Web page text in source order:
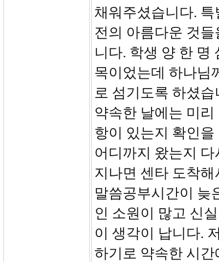
채워주셨습니다.
전의 아름다운 것
니다. 학생 양 한 명
목이었는데 하나님
로 섬기도록 하셨
약속한 날에는 미
항이 있는지 확인
어디까지 왔는지
지나면 센타 도착
말씀공부시간이 늦
인 소원이 많고 신
이 생각이 납니다.
하기로 약속한 시